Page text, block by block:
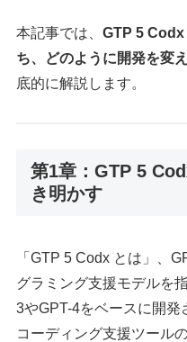
本記事では、GTP 5 Codx
ち、どのように開発を変
底的に解説します。
第1章：GTP 5
き明かす
「GTP 5 Codx とは」、
グラミング支援モデルを
3やGPT-4をベースに開発
コーディング支援ツール